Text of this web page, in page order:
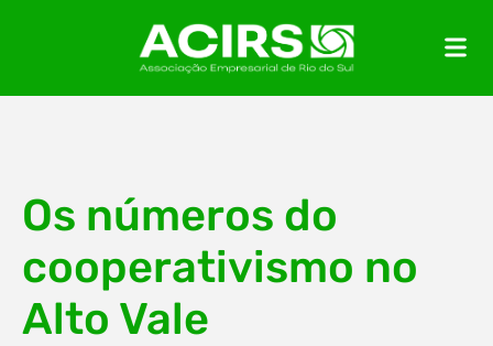
Os números do
cooperativismo no
Alto Vale